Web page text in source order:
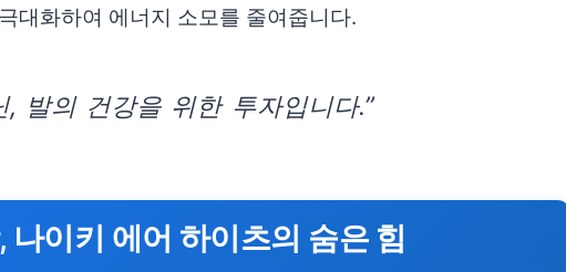
대화하여 에너지 소모를 줄여줍니다.
, 발의 건강을 위한 투자입니다.”
나이키 에어 하이츠의 숨은 힘